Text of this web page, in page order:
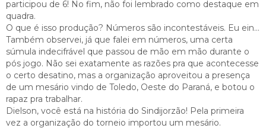
participou de 6! No fim, não foi lembrado como destaque em
quadra.
O que é isso produção? Números são incontestáveis. Eu ein…
Também observei, já que falei em números, uma certa
súmula indecifrável que passou de mão em mão durante o
pós jogo. Não sei exatamente as razões pra que acontecesse
o certo desatino, mas a organização aproveitou a presença
de um mesário vindo de Toledo, Oeste do Paraná, e botou o
rapaz pra trabalhar.
Dielson, você está na história do Sindijorzão! Pela primeira
vez a organização do torneio importou um mesário.